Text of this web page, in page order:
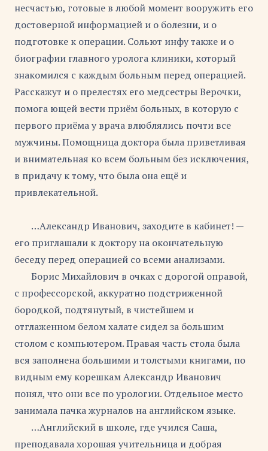
несчастью, готовые в любой момент вооружить его
достоверной информацией и о болезни, и о
подготовке к операции. Сольют инфу также и о
биографии главного уролога клиники, который
знакомился с каждым больным перед операцией.
Расскажут и о прелестях его медсестры Верочки,
помога ющей вести приём больных, в которую с
первого приёма у врача влюблялись почти все
мужчины. Помощница доктора была приветливая
и внимательная ко всем больным без исключения,
в придачу к тому, что была она ещё и
привлекательной.
…Александр Иванович, заходите в кабинет! —
его приглашали к доктору на окончательную
беседу перед операцией со всеми анализами.
Борис Михайлович в очках с дорогой оправой,
с профессорской, аккуратно подстриженной
бородкой, подтянутый, в чистейшем и
отглаженном белом халате сидел за большим
столом с компьютером. Правая часть стола была
вся заполнена большими и толстыми книгами, по
видным ему корешкам Александр Иванович
понял, что они все по урологии. Отдельное место
занимала пачка журналов на английском языке.
…Английский в школе, где учился Саша,
преподавала хорошая учительница и добрая